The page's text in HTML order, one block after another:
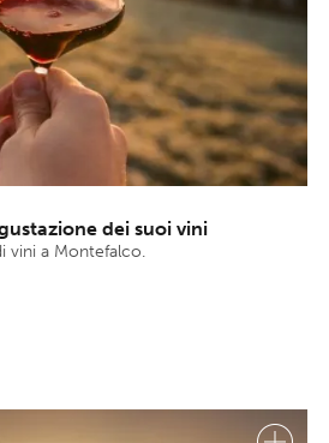
dei suoi vini
vini a Montefalco.